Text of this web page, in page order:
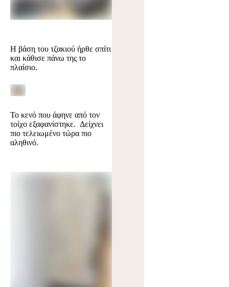
Η βάση του τζακιού ήρθε σπίτι
και κάθισε πάνω της το
πλαίσιο.
Το κενό που άφηνε από τον
τοίχο εξαφανίστηκε. Δείχνει
πιο τελειωμένο τώρα πιο
αληθινό.